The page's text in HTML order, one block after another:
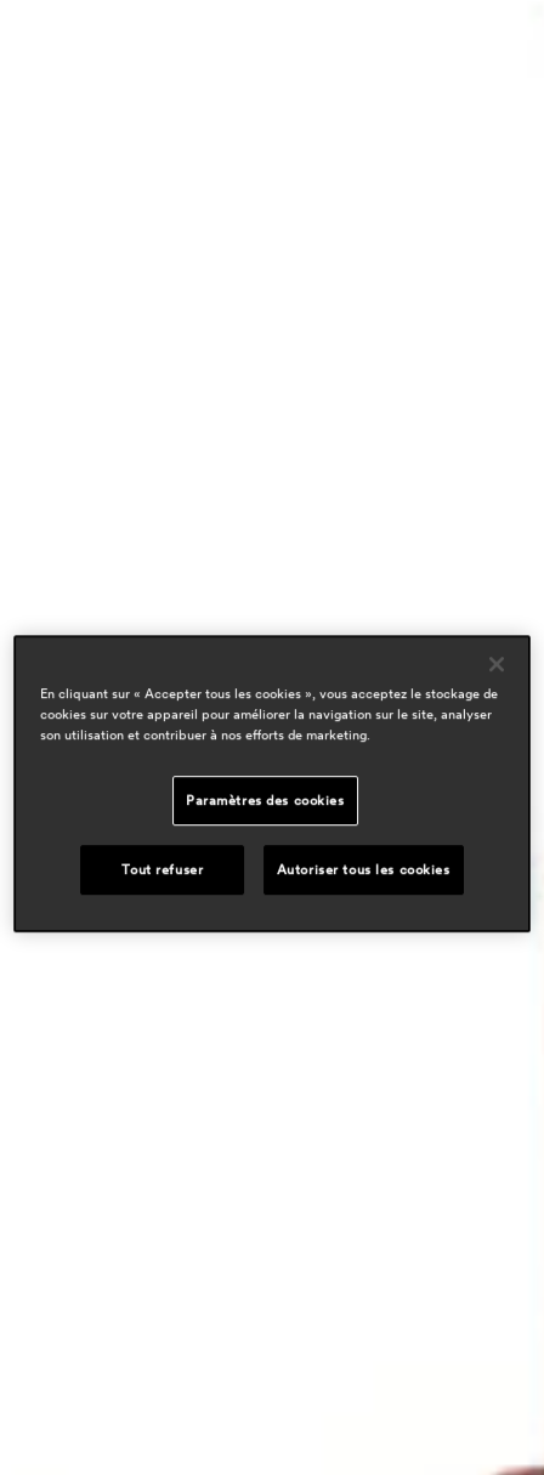
En cliquant sur « Accepter tous les cookies », vous acceptez le stockage de
cookies sur votre appareil pour améliorer la navigation sur le site, analyser
son utilisation et contribuer à nos efforts de marketing.
Paramètres des cookies
Tout refuser Autoriser tous les cookies